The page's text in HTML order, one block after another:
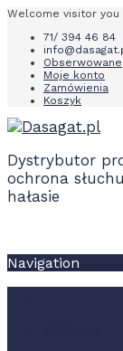
Welcome visitor you
71/ 394 46 84
Obserwowane
Moje konto
Zamówienia
Koszyk
Dystrybutor
ochrona
hałasie
Navigation